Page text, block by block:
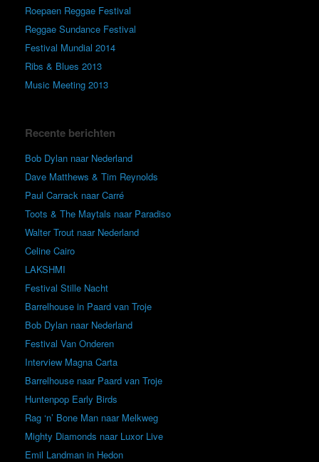
Roepaen Reggae Festival
Reggae Sundance Festival
Festival Mundial 2014
Ribs & Blues 2013
Music Meeting 2013
Recente berichten
Bob Dylan naar Nederland
Dave Matthews & Tim Reynolds
Paul Carrack naar Carré
Toots & The Maytals naar Paradiso
Walter Trout naar Nederland
Celine Cairo
LAKSHMI
Festival Stille Nacht
Barrelhouse in Paard van Troje
Bob Dylan naar Nederland
Festival Van Onderen
Interview Magna Carta
Barrelhouse naar Paard van Troje
Huntenpop Early Birds
Rag ‘n’ Bone Man naar Melkweg
Mighty Diamonds naar Luxor Live
Emil Landman in Hedon